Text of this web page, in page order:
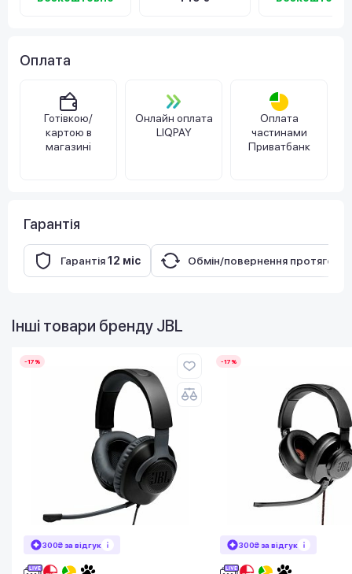
Оплата
Готівкою/
картою в
магазині
Онлайн оплата
LIQPAY
Оплата
частинами
Приватбанк
Гарантія
Гарантія12 міс Обмін/повернення протягом
Інші товари бренду JBL
-17%
300₴ за відгук
-17%
300₴ за відгук